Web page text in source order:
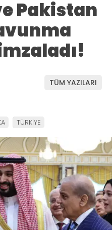
Pakistan
TÜM YAZILARI
TÜRKİYE